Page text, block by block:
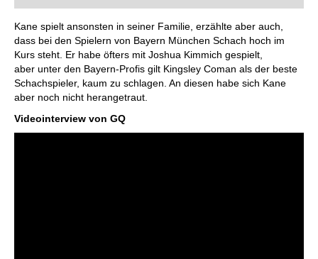
Kane spielt ansonsten in seiner Familie, erzählte aber auch,
dass bei den Spielern von Bayern München Schach hoch im
Kurs steht. Er habe öfters mit Joshua Kimmich gespielt,
aber unter den Bayern-Profis gilt Kingsley Coman als der beste
Schachspieler, kaum zu schlagen. An diesen habe sich Kane
aber noch nicht herangetraut.
Videointerview von GQ